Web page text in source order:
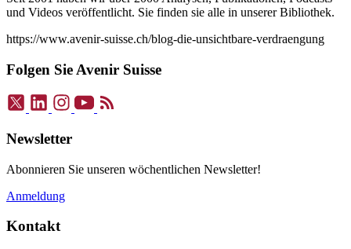
und Videos veröffentlicht. Sie finden sie alle in unserer Bibliothek.
https://www.avenir-suisse.ch/blog-die-unsichtbare-verdraengung
Folgen Sie Avenir Suisse
Newsletter
Abonnieren Sie unseren wöchentlichen Newsletter!
Anmeldung
Kontakt